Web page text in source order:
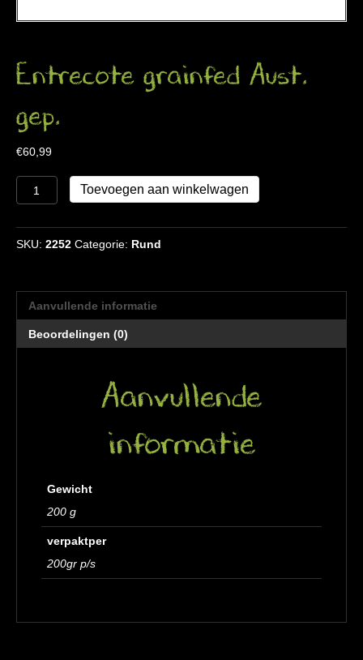
Entrecote grainfed Aust.
gep.
€60,99
grainfed
gep.
aantal
Toevoegen aan winkelwagen
SKU: 2252 Categorie: Rund
Aanvullende informatie
Beoordelingen (0)
Aanvullende
informatie
Gewicht
200 g
verpaktper
200gr p/s